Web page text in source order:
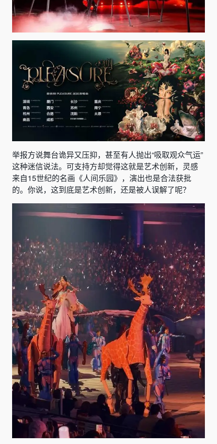
举报方说舞台诡异又压抑，甚至有人抛出“吸取观众气运”
这种迷信说法。可支持方却觉得这就是艺术创新，灵感
来自15世纪的名画《人间乐园》，演出也是合法获批
的。你说，这到底是艺术创新，还是被人误解了呢？